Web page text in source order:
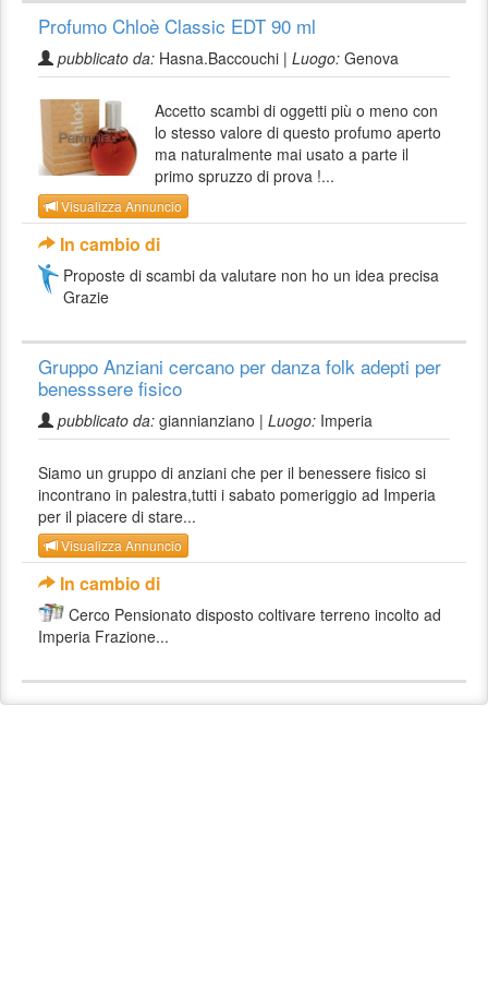
Profumo Chloè Classic EDT 90 ml
pubblicato da: Hasna.Baccouchi | Luogo: Genova
Accetto scambi di oggetti più o meno con
lo stesso valore di questo profumo aperto
ma naturalmente mai usato a parte il
primo spruzzo di prova !...
Visualizza Annuncio
In cambio di
Proposte di scambi da valutare non ho un idea precisa
Grazie
Gruppo Anziani cercano per danza folk adepti per
benesssere fisico
pubblicato da: giannianziano | Luogo: Imperia
Siamo un gruppo di anziani che per il benessere fisico si
incontrano in palestra,tutti i sabato pomeriggio ad Imperia
per il piacere di stare...
Visualizza Annuncio
In cambio di
Cerco Pensionato disposto coltivare terreno incolto ad
Imperia Frazione...